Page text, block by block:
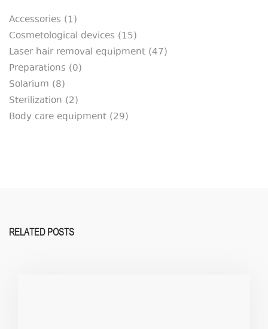
Accessories (1)
Cosmetological devices (15)
Laser hair removal equipment (47)
Preparations (0)
Solarium (8)
Sterilization (2)
Body care equipment (29)
RELATED POSTS